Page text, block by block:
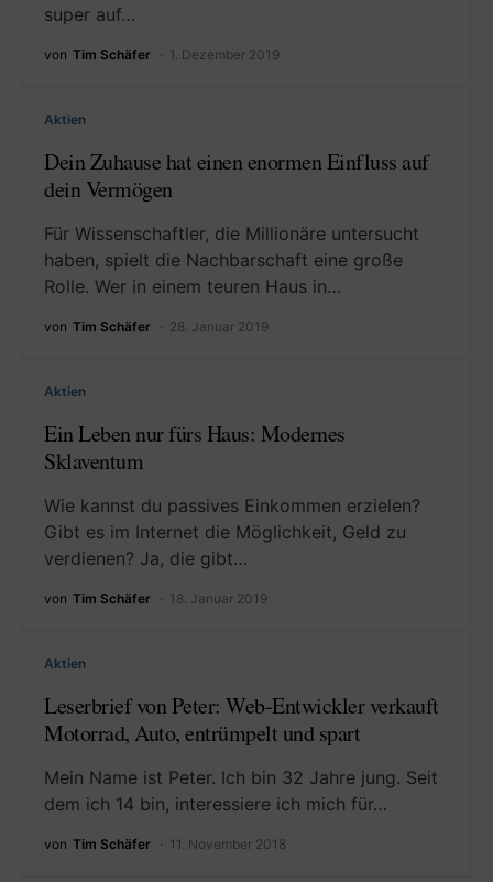
super auf…
von Tim Schäfer 1. Dezember 2019
Aktien
Dein Zuhause hat einen enormen Einfluss auf
dein Vermögen
Für Wissenschaftler, die Millionäre untersucht
haben, spielt die Nachbarschaft eine große
Rolle. Wer in einem teuren Haus in…
von Tim Schäfer 28. Januar 2019
Aktien
Ein Leben nur fürs Haus: Modernes
Sklaventum
Wie kannst du passives Einkommen erzielen?
Gibt es im Internet die Möglichkeit, Geld zu
verdienen? Ja, die gibt…
von Tim Schäfer 18. Januar 2019
Aktien
Leserbrief von Peter: Web-Entwickler verkauft
Motorrad, Auto, entrümpelt und spart
Mein Name ist Peter. Ich bin 32 Jahre jung. Seit
dem ich 14 bin, interessiere ich mich für…
von Tim Schäfer 11. November 2018